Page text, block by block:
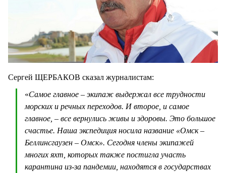
Сергей ЩЕРБАКОВ сказал журналистам:
«Самое главное – экипаж выдержал все трудности
морских и речных переходов. И второе, и самое
главное, – все вернулись живы и здоровы. Это большое
счастье. Наша экспедиция носила название «Омск –
Беллинсгаузен – Омск». Сегодня члены экипажей
многих яхт, которых также постигла участь
карантина из-за пандемии, находятся в государствах